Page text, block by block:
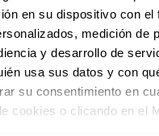
en su dispositivo con el
medición de
y desarrollo de
usa sus datos y con
su consentimiento en
cookies o clicando en el
esta materia a 2030 se
por el PNIEC para
del sistema
y un 70% inferiores que
el sector eléctrico desde que